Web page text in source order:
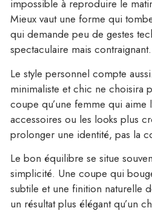
impossible à reproduire le
Mieux vaut une forme qui
qui demande peu de gestes
spectaculaire mais contraignant.
Le style personnel compte
minimaliste et chic ne choisira
coupe qu’une femme qui aime
accessoires ou les looks plus
prolonger une identité, pas la
Le bon équilibre se situe
simplicité. Une coupe qui
subtile et une finition naturelle
un résultat plus élégant qu’un